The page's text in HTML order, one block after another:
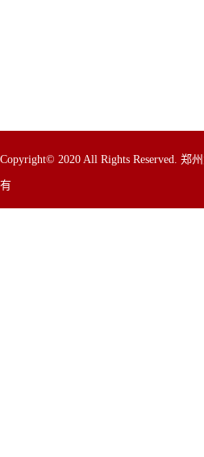
Copyright© 2020 All Rights Reserved. 郑
有